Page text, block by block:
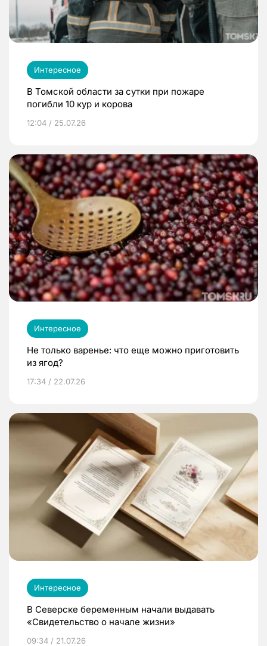
Интересное
В Томской области за сутки при пожаре
погибли 10 кур и корова
12:04 / 25.07.26
Интересное
Не только варенье: что еще можно приготовить
из ягод?
17:34 / 22.07.26
Интересное
В Северске беременным начали выдавать
«Свидетельство о начале жизни»
09:34 / 21.07.26